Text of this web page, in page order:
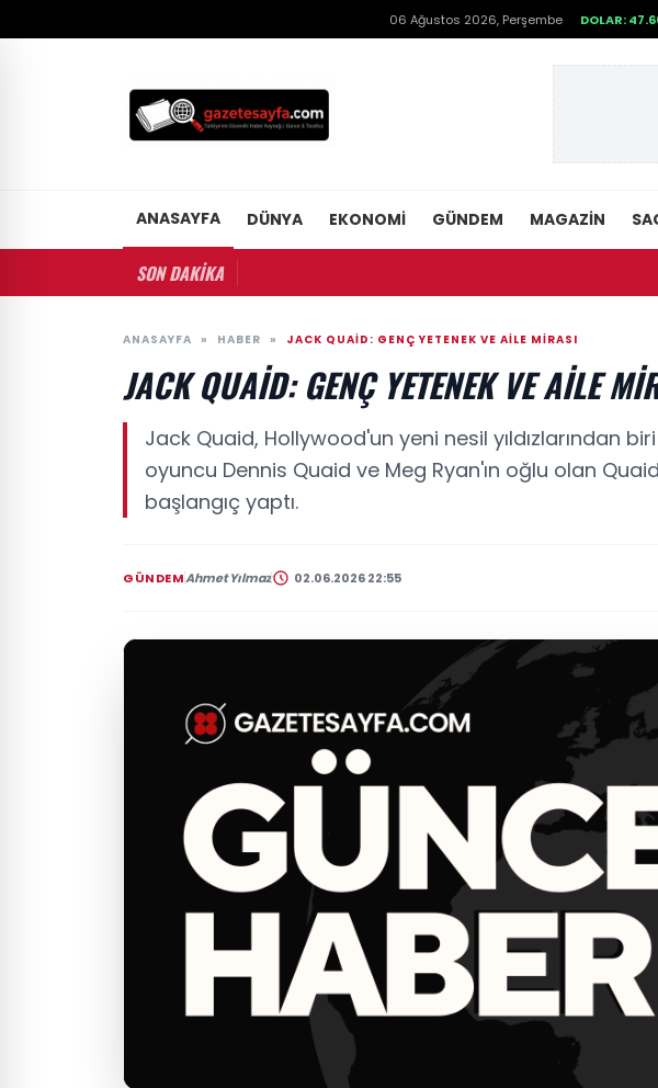
06 Ağustos 2026, Perşembe DOLAR:
ANASAYFA DÜNYA EKONOMI GÜNDEM MAGAZIN
SON DAKİKA
ANASAYFA » HABER » JACK QUAID: GENÇ YETENEK VE AILE MIRASI
JACK QUAID: GENÇ YETENEK VE AILE
Jack Quaid, Hollywood'un yeni nesil yıldızlarından
oyuncu Dennis Quaid ve Meg Ryan'ın oğlu olan
başlangıç yaptı.
GÜNDEMAhmet Yılmaz 02.06.2026 22:55